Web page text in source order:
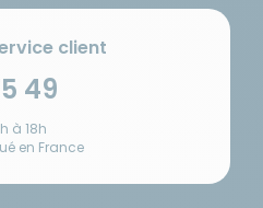
client
49
à 18h
en France